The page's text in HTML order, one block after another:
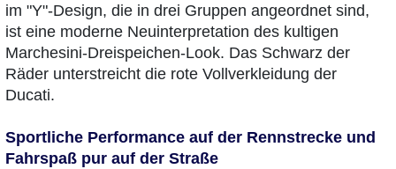
im "Y"-Design, die in drei Gruppen angeordnet sind,
ist eine moderne Neuinterpretation des kultigen
Marchesini-Dreispeichen-Look. Das Schwarz der
Räder unterstreicht die rote Vollverkleidung der
Ducati.
Sportliche Performance auf der Rennstrecke und
Fahrspaß pur auf der Straße